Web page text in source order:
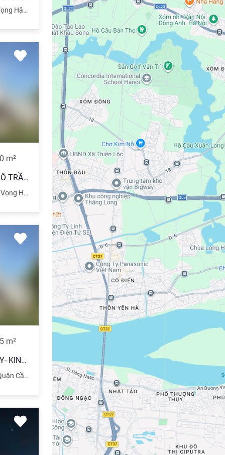
Hậu , Quận Cầu Giấy,Hà Nội
m²
BÁN NHÀ QUẬN CẦU GIẤY, P.LÔ TRẦN THÁI TÔNG, 130*8, MT7.2, PHÙ HỢP Ở,KD VP, SPA, NHỈNH 50TỶ
Hậu Quận Cầu Giấy,Hà Nội
m²
SIÊU PHẨM TÔ HIỆU CẦU GIẤY- KINH DOANH BẤT CHẤP- Ô TÔ ĐỖ CỬA- VỈA HÈ THÊNH THANG- 115M
Cầu Giấy Hà Nội